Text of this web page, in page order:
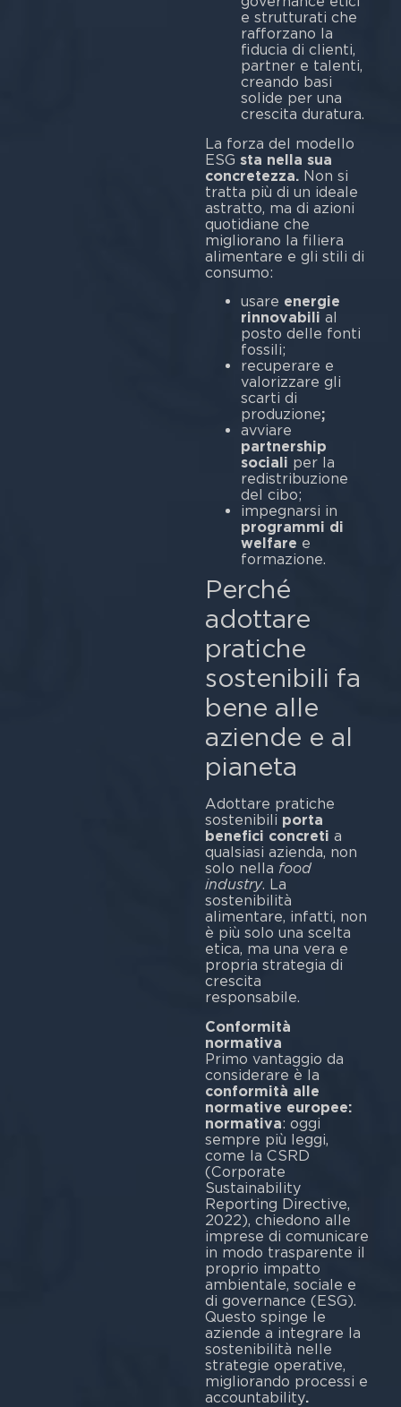
e strutturati che
rafforzano la
fiducia di clienti,
partner e talenti,
creando basi
solide per una
crescita duratura.
La forza del modello
ESG sta nella sua
concretezza.Non si
tratta più di un ideale
astratto, ma di azioni
quotidiane che
migliorano la filiera
alimentare e gli stili di
usare energie
rinnovabili al
posto delle fonti
fossili;
recuperare e
valorizzare gli
scarti di
produzione;
avviare
partnership
sociali per la
redistribuzione
del cibo;
impegnarsi in
programmi di
welfare e
Perché
adottare
pratiche
sostenibili fa
bene alle
aziende e al
Adottare pratiche
sostenibili porta
benefici concreti a
qualsiasi azienda, non
solo nella food
industry. La
sostenibilità
alimentare, infatti, non
è più solo una scelta
etica, ma una vera e
propria strategia di
crescita
Conformità
normativa
Primo vantaggio da
considerare è la
conformità alle
normative europee:
normativa: oggi
sempre più leggi,
come la CSRD
(Corporate
Sustainability
Reporting Directive,
2022), chiedono alle
imprese di comunicare
in modo trasparente il
proprio impatto
ambientale, sociale e
di governance (ESG).
Questo spinge le
aziende a integrare la
sostenibilità nelle
strategie operative,
migliorando processi e
accountability.